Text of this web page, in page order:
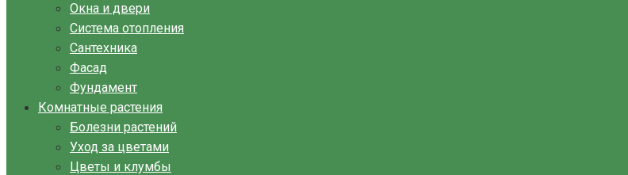
Окна и двери
Система отопления
Сантехника
Фасад
Фундамент
Комнатные растения
Болезни растений
Уход за цветами
Цветы и клумбы